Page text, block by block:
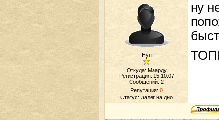
Нуп
Откуда: Маарду
Регистрация: 15.10.07
Сообщений: 2
Репутация: 0
Статус: Залёг на дно
ну